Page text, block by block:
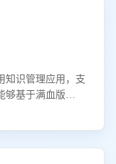
知识管理应用，支
够基于满血版
。通过该产品，